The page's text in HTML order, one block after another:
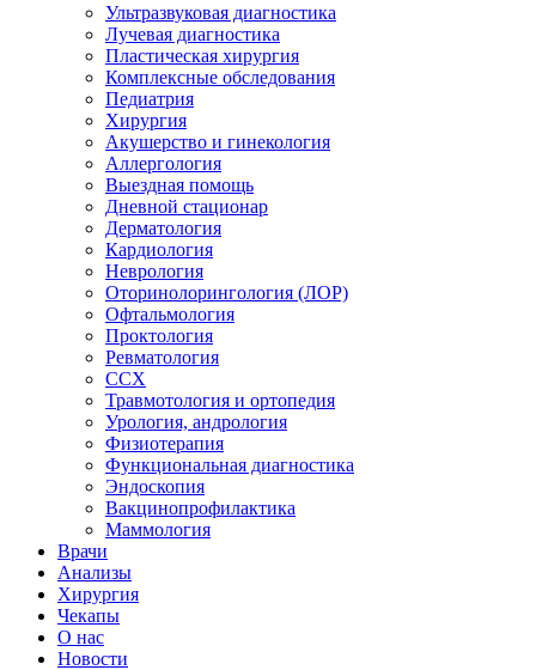
Ультразвуковая диагностика
Лучевая диагностика
Пластическая хирургия
Комплексные обследования
Педиатрия
Хирургия
Акушерство и гинекология
Аллергология
Выездная помощь
Дневной стационар
Дерматология
Кардиология
Неврология
Оторинолорингология (ЛОР)
Офтальмология
Проктология
Ревматология
ССХ
Травмотология и ортопедия
Урология, андрология
Физиотерапия
Функциональная диагностика
Эндоскопия
Вакцинопрофилактика
Маммология
Врачи
Анализы
Хирургия
Чекапы
О нас
Новости